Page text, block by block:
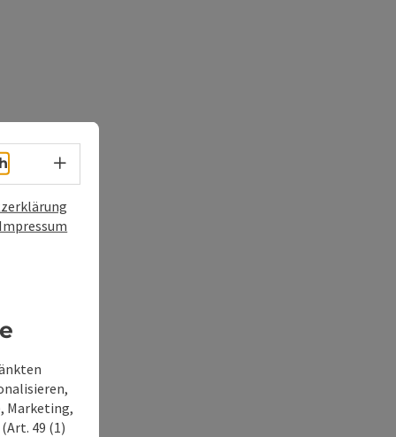
Sprachwahl - Menü öffnen
Impressum
Marketing,
49 (1)